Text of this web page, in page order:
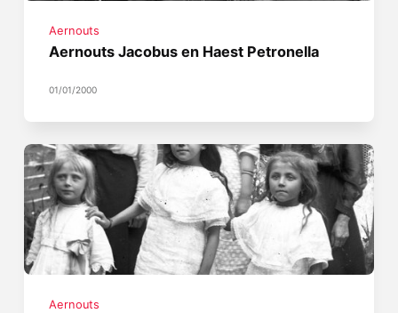
Aernouts
Aernouts Jacobus en Haest Petronella
01/01/2000
Aernouts